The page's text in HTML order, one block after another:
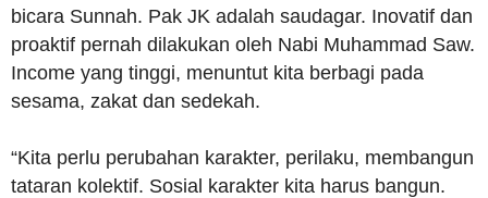
bicara Sunnah. Pak JK adalah saudagar. Inovatif dan
proaktif pernah dilakukan oleh Nabi Muhammad Saw.
Income yang tinggi, menuntut kita berbagi pada
sesama, zakat dan sedekah.
“Kita perlu perubahan karakter, perilaku, membangun
tataran kolektif. Sosial karakter kita harus bangun.